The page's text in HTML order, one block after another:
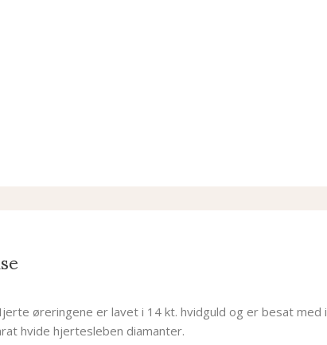
øreringene er lavet i 14 kt. hvidguld og er besat med i
hvide hjertesleben diamanter.